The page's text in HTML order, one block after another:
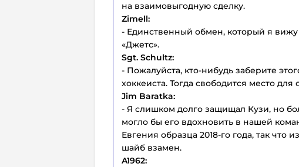
на взаимовыгодную сделку.
Zimell:
- Единственный обмен, который я
«Джетс».
Sgt. Schultz:
- Пожалуйста, кто-нибудь заберите
хоккеиста. Тогда свободится место
Jim Baratka:
- Я слишком долго защищал Кузи, но
могло бы его вдохновить в нашей
Евгения образца 2018-го года, так что
шайб взамен.
A1962: